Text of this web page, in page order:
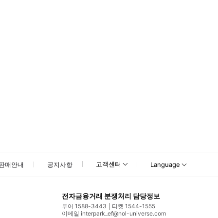
매안내 공지사항 고객센터 Language
전자금융거래 분쟁처리 담당정보
투어 1588-3443
티켓 1544-1555
이메일 interpark_ef@nol-universe.com